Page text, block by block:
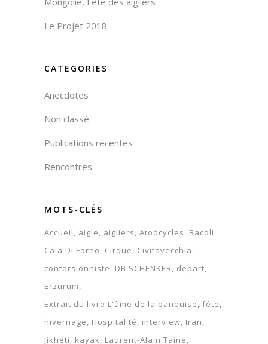
Le Projet 2018
CATEGORIES
Anecdotes
Non classé
Publications récentes
Rencontres
MOTS-CLÉS
Accueil aigle aigliers Atoocycles
Bacoli
Cala Di Forno
Cirque
Civitavecchia
contorsionniste
DB SCHENKER
depart
Erzurum
Extrait du livre L'âme de la banquise fête
hivernage
Hospitalité interview Iran
Jikheti
kayak Laurent-Alain Taine